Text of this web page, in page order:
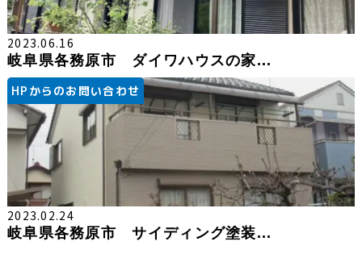
2023.06.16
岐阜県各務原市 ダイワハウスの家...
HPからのお問い合わせ
2023.02.24
岐阜県各務原市 サイディング塗装...